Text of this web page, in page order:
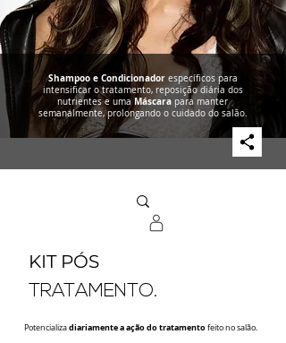
Shampoo e Condicionadorespecíficos para
intensificar o tratamento, reposição diária dos
nutrientes e umaMáscara para manter
semanalmente, prolongando o cuidado do salão.
KIT PÓS
TRATAMENTO.
Potencializadiariamente a ação do tratamentofeito no salão.